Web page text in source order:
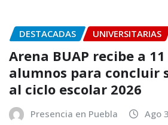
DESTACADAS UNIVERSITARIAS
Arena BUAP recibe a
alumnos para concluir
al ciclo escolar 2026
Presencia en Puebla Ago